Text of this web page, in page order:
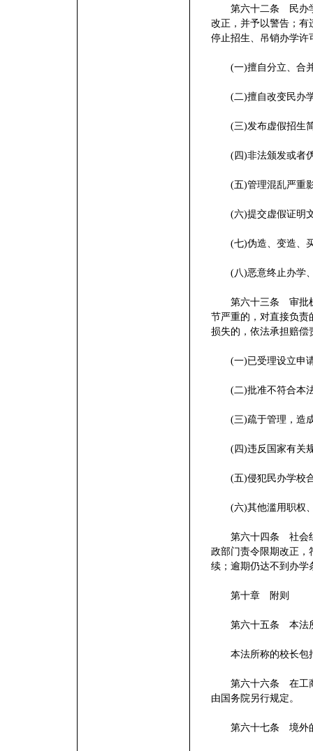
第六十二条 民办学
改正，并予以警告；有
停止招生、吊销办学
(一)擅自分立、合
(二)擅自改变民办学
(三)发布虚假招生简
(四)非法颁发或者伪
(五)管理混乱严重影
(六)提交虚假证明文
(七)伪造、变造、买
(八)恶意终止办学、
第六十三条 审批机
节严重的，对直接负责
损失的，依法承担赔
(一)已受理设立申
(二)批准不符合本
(三)疏于管理，造
(四)违反国家有关
(五)侵犯民办学校
(六)其他滥用职权
第六十四条 社会组
政部门责令限期改正，
续；逾期仍达不到办
第十章 附则
第六十五条 本法所
本法所称的校长包
第六十六条 在工商
由国务院另行规定。
第六十七条 境外的